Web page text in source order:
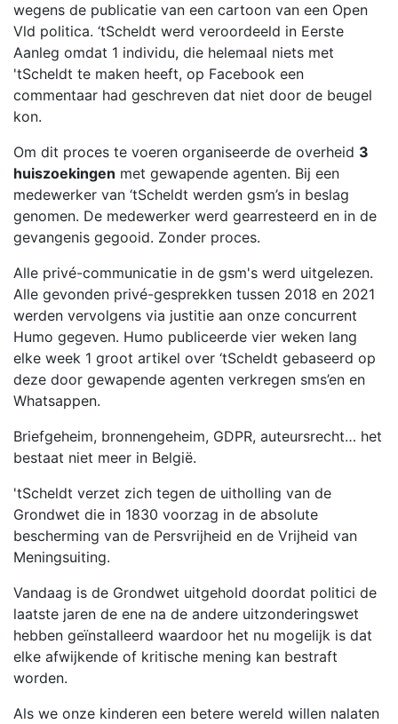
wegens de publicatie van een cartoon van een Open
Vld politica. ‘tScheldt werd veroordeeld in Eerste
Aanleg omdat 1 individu, die helemaal niets met
'tScheldt te maken heeft, op Facebook een
commentaar had geschreven dat niet door de beugel
kon.
Om dit proces te voeren organiseerde de overheid 3
huiszoekingen met gewapende agenten. Bij een
medewerker van ‘tScheldt werden gsm’s in beslag
genomen. De medewerker werd gearresteerd en in de
gevangenis gegooid. Zonder proces.
Alle privé-communicatie in de gsm's werd uitgelezen.
Alle gevonden privé-gesprekken tussen 2018 en 2021
werden vervolgens via justitie aan onze concurrent
Humo gegeven. Humo publiceerde vier weken lang
elke week 1 groot artikel over ‘tScheldt gebaseerd op
deze door gewapende agenten verkregen sms’en en
Whatsappen.
Briefgeheim, bronnengeheim, GDPR, auteursrecht… het
bestaat niet meer in België.
'tScheldt verzet zich tegen de uitholling van de
Grondwet die in 1830 voorzag in de absolute
bescherming van de Persvrijheid en de Vrijheid van
Meningsuiting.
Vandaag is de Grondwet uitgehold doordat politici de
laatste jaren de ene na de andere uitzonderingswet
hebben geïnstalleerd waardoor het nu mogelijk is dat
elke afwijkende of kritische mening kan bestraft
worden.
Als we onze kinderen een betere wereld willen nalaten